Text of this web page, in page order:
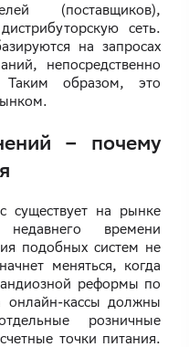
(поставщиков),
сеть.
на запросах
непосредственно
образом, это
– почему
существует на рынке
времени
подобных систем не
меняться, когда
реформы по
кассы должны
розничные
точки питания.